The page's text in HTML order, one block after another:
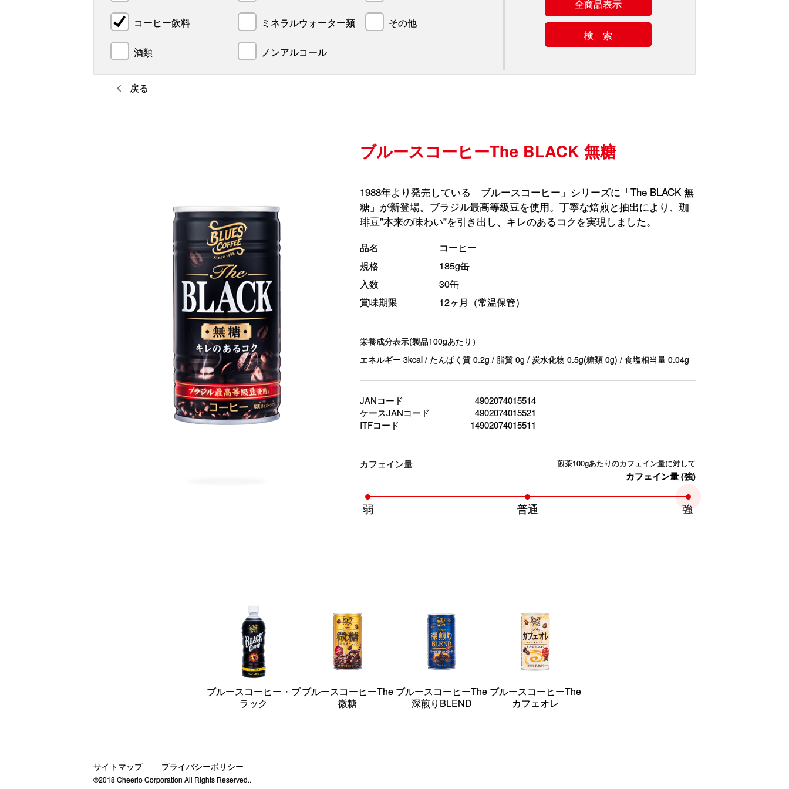
コーヒー飲料 ミネラルウォーター類 その他
酒類 ノンアルコール
全商品表示
検 索
戻る
ブルースコーヒーThe BLACK 無糖
1988年より発売している「ブルースコーヒー」シリーズに「The BLACK 無
糖」が新登場。ブラジル最高等級豆を使用。丁寧な焙煎と抽出により、珈
琲豆”本来の味わい”を引き出し、キレのあるコクを実現しました。
品名
コーヒー
規格
185g缶
入数
30缶
賞味期限
12ヶ月（常温保管）
栄養成分表示(製品100gあたり）
エネルギー 3kcal / たんぱく質 0.2g / 脂質 0g / 炭水化物 0.5g(糖類 0g) / 食塩相当量 0.04g
JANコード
4902074015514
ケースJANコード
4902074015521
ITFコード
14902074015511
カフェイン量 煎茶100gあたりのカフェイン量に対して
カフェイン量 (強)
弱 普通 強
ブルースコーヒー・ブ
ラック
ブルースコーヒーThe
微糖
ブルースコーヒーThe
深煎りBLEND
ブルースコーヒーThe
カフェオレ
サイトマップ プライバシーポリシー
©2018 Cheerio Corporation All Rights Reserved..